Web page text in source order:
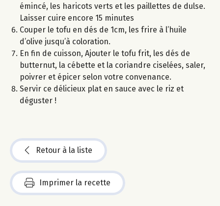
émincé, les haricots verts et les paillettes de dulse.
Laisser cuire encore 15 minutes
Couper le tofu en dés de 1cm, les frire à l’huile
d’olive jusqu’à coloration.
En fin de cuisson, Ajouter le tofu frit, les dés de
butternut, la cébette et la coriandre ciselées, saler,
poivrer et épicer selon votre convenance.
Servir ce délicieux plat en sauce avec le riz et
déguster !
Retour à la liste
Imprimer la recette